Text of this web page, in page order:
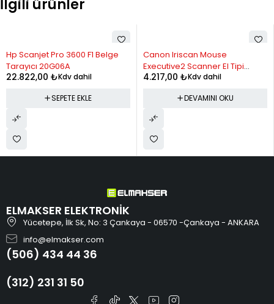
10
12 3,737.53 44,850.34
İlgili ürünler
Hp Scanjet Pro 3600 F1 Belge
Tarayıcı 20G06A
22.822,00 ₺Kdv dahil
SEPETE EKLE
Canon Iriscan Mouse
Executive2 Scanner El Tipi
Tarayıcı
4.217,00 ₺Kdv dahil
DEVAMINI OKU
ELMAKSER ELEKTRONİK
Yücetepe, İlk Sk, No: 3 Çankaya - 06570 -Çankaya - ANKARA
info@elmakser.com
(506) 434 44 36
(312) 231 31 50